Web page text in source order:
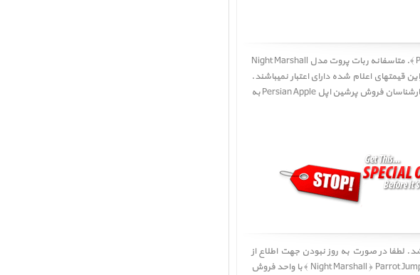
ربات پروت مدل Night Marshall
قیمتهای اعلام شده دارای اعتبار نمیباشند.
لطفا جهت اطلاع از موجودی و قیمت از پنل 'درخواست قیمت' استفاده نمائید تا کارشناسان فروش پرشین اپل Persian Apple به
آخرین تاریخ به روز رسانی قیمت 1403/09/24 - 18:18 میباشد. لطفا در صورت به روز نبودن جهت اطلاع از
بهترین و آخرین قیمت خرید و فروش ربات پروت مدل Night Marshall ﴿ Parrot Jumping Night Marshall ﴾ با واحد فروش